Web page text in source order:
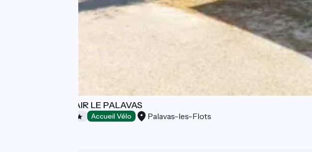
CAMPING HOMAIR LE PALAVAS
Accueil Vélo Palavas-les-Flots